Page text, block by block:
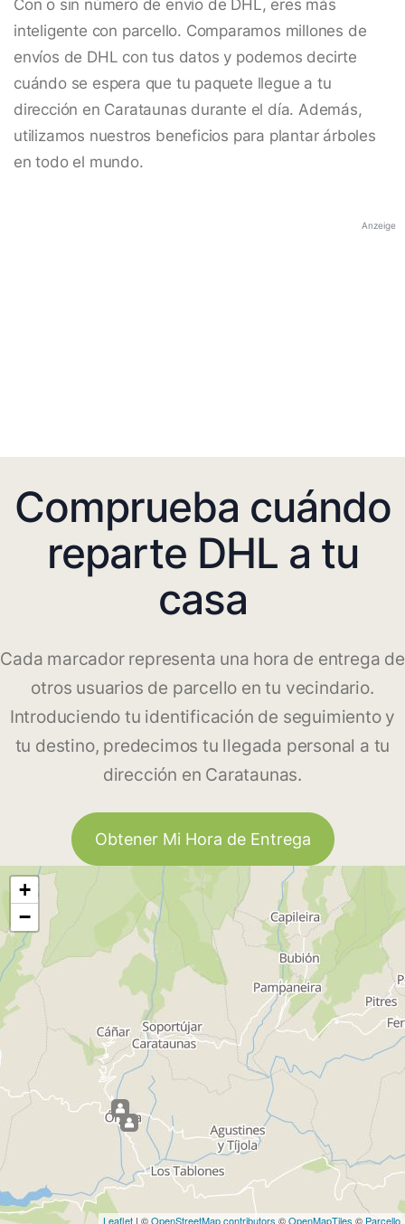
Con o sin número de envío de DHL, eres más
inteligente con parcello. Comparamos millones de
envíos de DHL con tus datos y podemos decirte
cuándo se espera que tu paquete llegue a tu
dirección en Carataunas durante el día. Además,
utilizamos nuestros beneficios para plantar árboles
en todo el mundo.
Anzeige
Comprueba cuándo
reparte DHL a tu
casa
Cada marcador representa una hora de entrega de
otros usuarios de parcello en tu vecindario.
Introduciendo tu identificación de seguimiento y
tu destino, predecimos tu llegada personal a tu
dirección en Carataunas.
Obtener Mi Hora de Entrega
+
−
Leaflet | ©OpenStreetMap contributors ©OpenMapTiles © Parcello